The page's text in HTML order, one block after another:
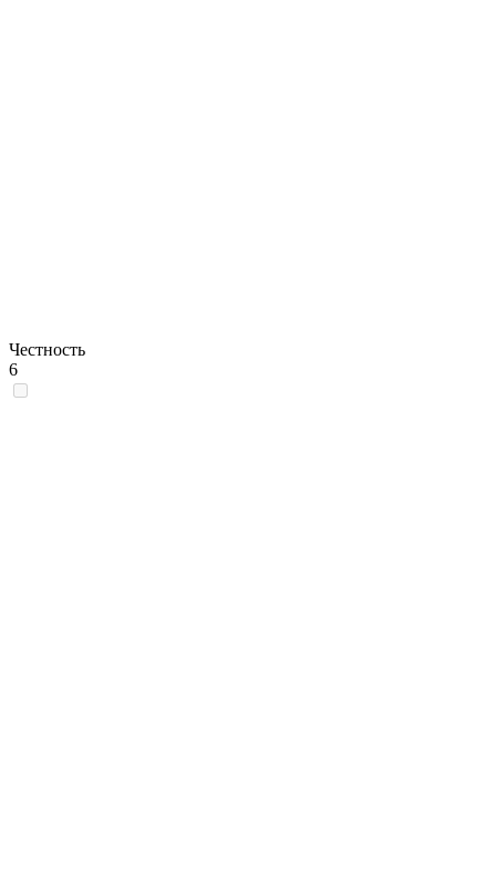
Честность
6